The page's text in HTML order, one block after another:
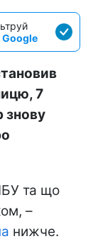
Google
7
знову
та що
–
нижче.